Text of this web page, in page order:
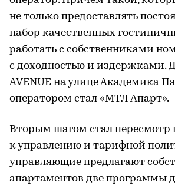
не только предоставлять
набор качественных
работать с собственниками
с доходностью и издержками.
AVENUE на улице Академика
оператором стал «МТЛ Апарт».
Вторым шагом стал пересмотр
к управлению и тарифной
управляющие предлагают
апартаментов две программы